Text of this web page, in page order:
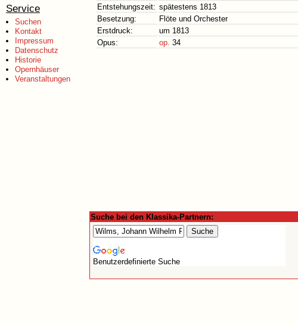
Service
Suchen
Kontakt
Impressum
Datenschutz
Historie
Opernhäuser
Veranstaltungen
Entstehungszeit: spätestens 1813
Besetzung:
Flöte und Orchester
Erstdruck:
um 1813
Opus:
op. 34
Suche bei den Klassika-Partnern:
Benutzerdefinierte Suche